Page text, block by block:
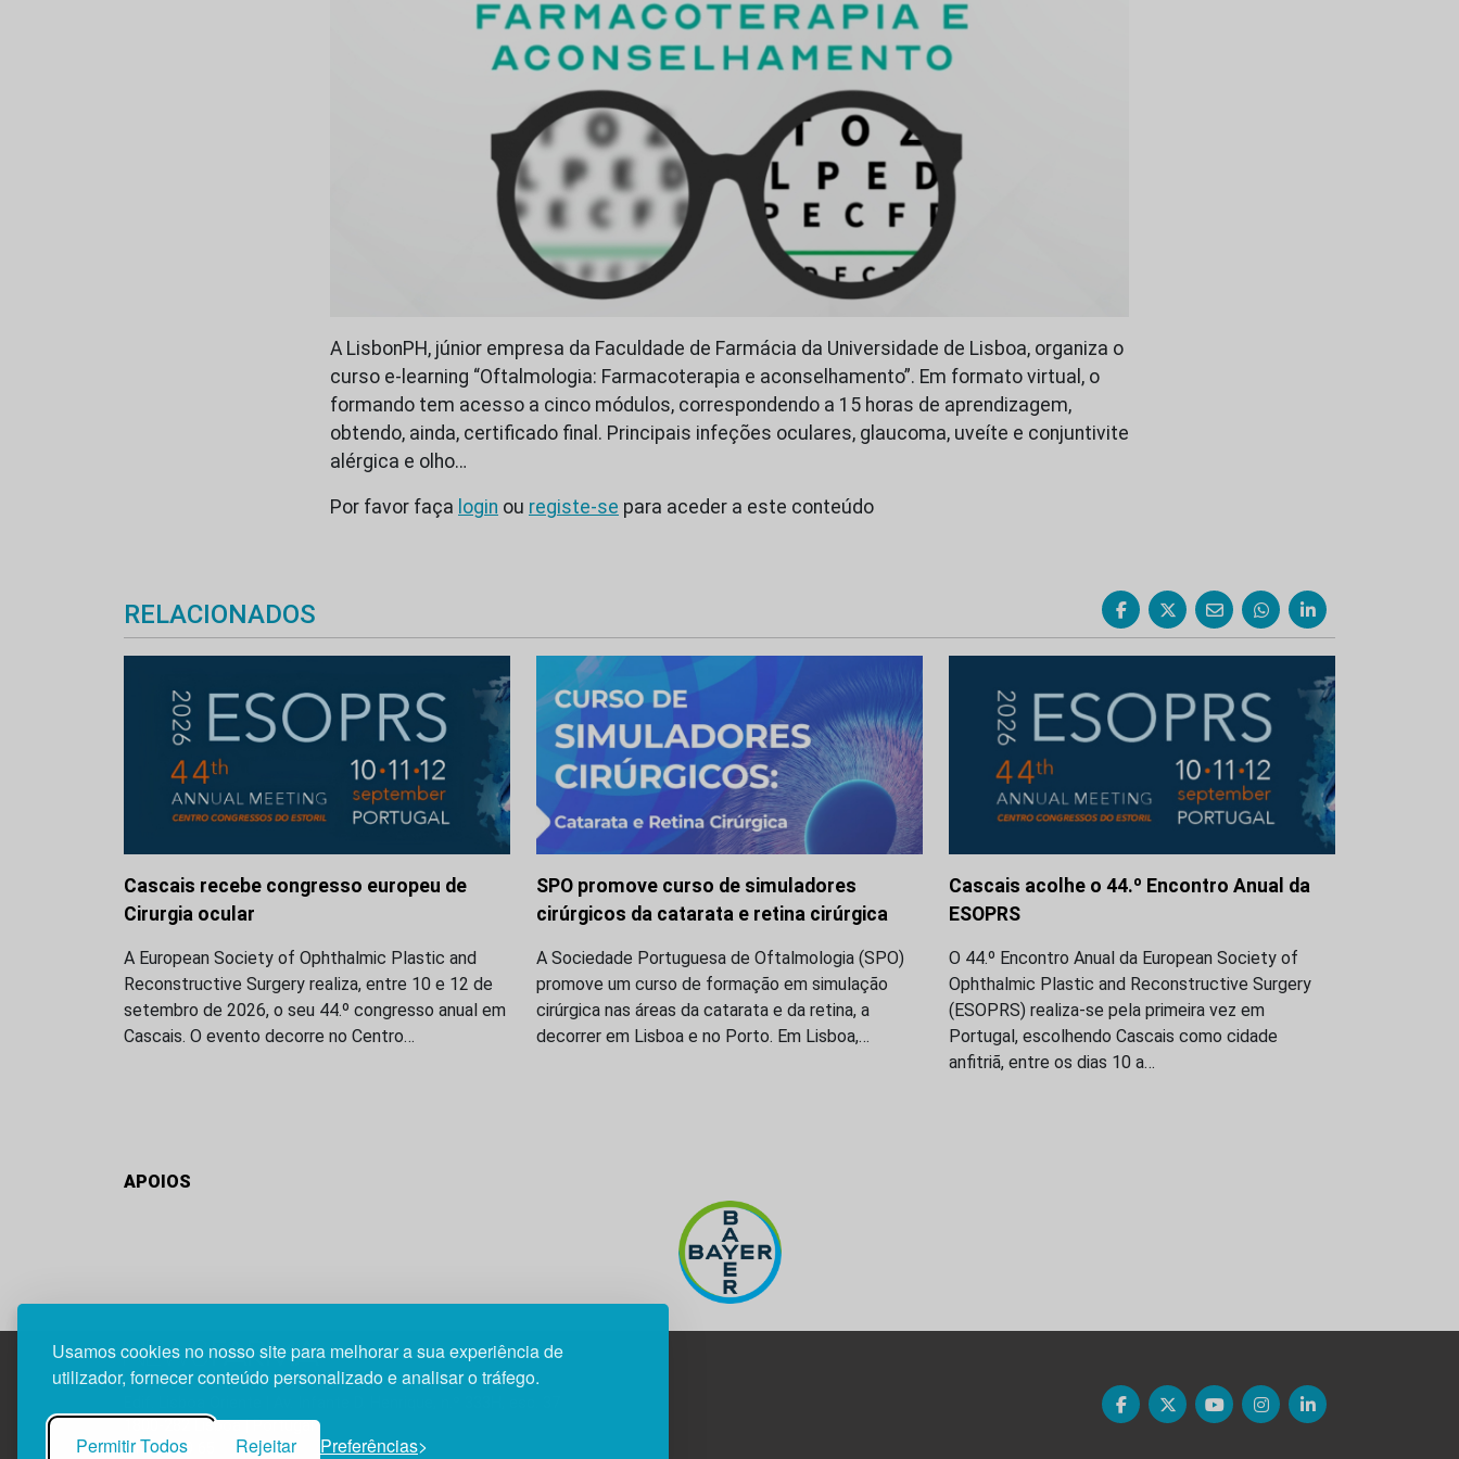
Usamos cookies no nosso site para melhorar a sua experiência de
utilizador, fornecer conteúdo personalizado e analisar o tráfego.
Permitir Todos Rejeitar Preferências
A LisbonPH, júnior empresa da Faculdade de Farmácia da Universidade de Lisboa, organiza o
curso e-learning “Oftalmologia: Farmacoterapia e aconselhamento”. Em formato virtual, o
formando tem acesso a cinco módulos, correspondendo a 15 horas de aprendizagem,
obtendo, ainda, certificado final. Principais infeções oculares, glaucoma, uveíte e conjuntivite
alérgica e olho…
Por favor faça login ou registe-se para aceder a este conteúdo
RELACIONADOS
Cascais recebe congresso europeu de
Cirurgia ocular
A European Society of Ophthalmic Plastic and
Reconstructive Surgery realiza, entre 10 e 12 de
setembro de 2026, o seu 44.º congresso anual em
Cascais. O evento decorre no Centro…
SPO promove curso de simuladores
cirúrgicos da catarata e retina cirúrgica
A Sociedade Portuguesa de Oftalmologia (SPO)
promove um curso de formação em simulação
cirúrgica nas áreas da catarata e da retina, a
decorrer em Lisboa e no Porto. Em Lisboa,…
Cascais acolhe o 44.º Encontro Anual da
ESOPRS
O 44.º Encontro Anual da European Society of
Ophthalmic Plastic and Reconstructive Surgery
(ESOPRS) realiza-se pela primeira vez em
Portugal, escolhendo Cascais como cidade
anfitriã, entre os dias 10 a…
APOIOS
1800-282 Lisboa | Portugal
21 850 40 65